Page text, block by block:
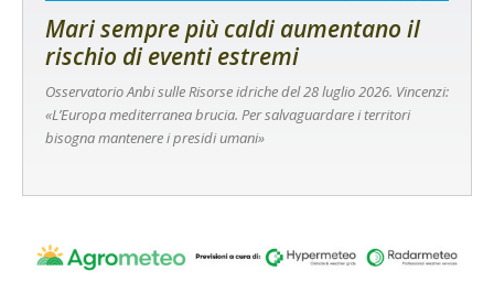
Mari sempre più caldi aumentano il
rischio di eventi estremi
Osservatorio Anbi sulle Risorse idriche del 28 luglio 2026. Vincenzi:
«L’Europa mediterranea brucia. Per salvaguardare i territori
bisogna mantenere i presidi umani»